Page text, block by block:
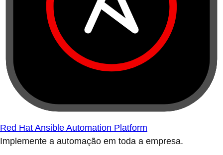
Red Hat Ansible Automation Platform
Implemente a automação em toda a empresa.